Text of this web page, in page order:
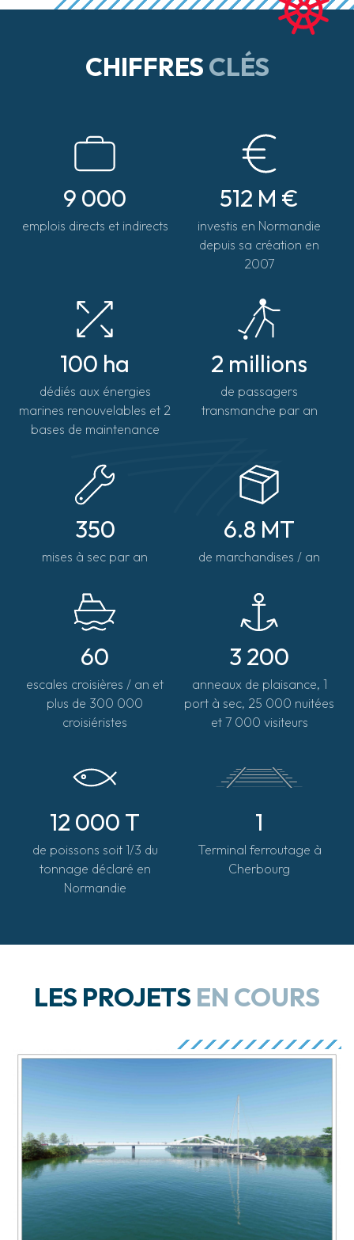
CHIFFRES CLÉS
9 000
emplois directs et indirects
512 M €
investis en Normandie
depuis sa création en
2007
100 ha
dédiés aux énergies
marines renouvelables et 2
bases de maintenance
2 millions
de passagers
transmanche par an
350
mises à sec par an
6.8 MT
de marchandises / an
60
escales croisières / an et
plus de 300 000
croisiéristes
3 200
anneaux de plaisance, 1
port à sec, 25 000 nuitées
et 7 000 visiteurs
12 000 T
de poissons soit 1/3 du
tonnage déclaré en
Normandie
1
Terminal ferroutage à
Cherbourg
LES PROJETS EN COURS